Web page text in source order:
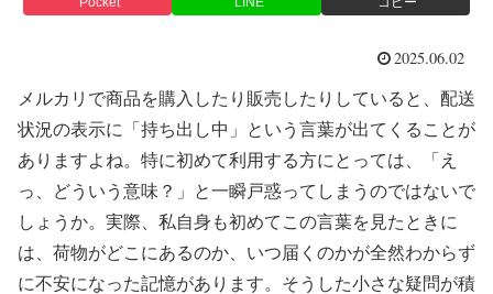
2025.06.02
メルカリで商品を購入したり販売したりしていると、配送
状況の表示に「持ち出し中」という言葉が出てくることが
ありますよね。特に初めて利用する方にとっては、「え
っ、どういう意味？」と一瞬戸惑ってしまうのではないで
しょうか。実際、私自身も初めてこの言葉を見たときに
は、荷物がどこにあるのか、いつ届くのかが全然わからず
に不安になった記憶があります。そうした小さな疑問が積